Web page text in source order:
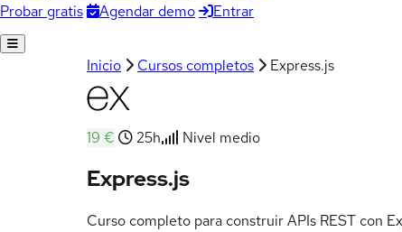
Probar gratis
Agendar demo Entrar
Inicio Cursos completos Express.js
19 € 25h Nivel medio
Express.js
Curso completo para construir APIs REST con